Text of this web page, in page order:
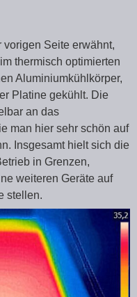
vorigen Seite erwähnt,
thermisch optimierten
Aluminiumkühlkörper,
Platine gekühlt. Die
an das
man hier sehr schön auf
Insgesamt hielt sich die
in Grenzen,
weiteren Geräte auf
stellen.